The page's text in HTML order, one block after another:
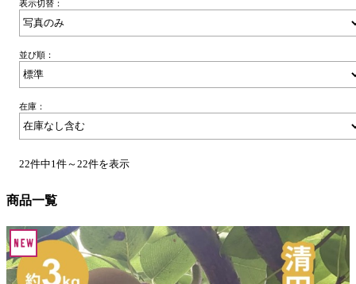
表示切替：
並び順：
在庫：
22件中1件～22件を表示
商品一覧